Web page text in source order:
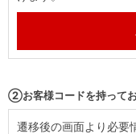
②お客様コードを持って
遷移後の画面より必要